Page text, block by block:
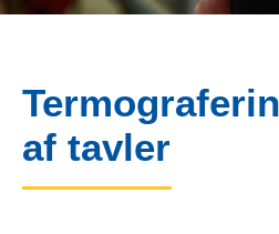
af tavler